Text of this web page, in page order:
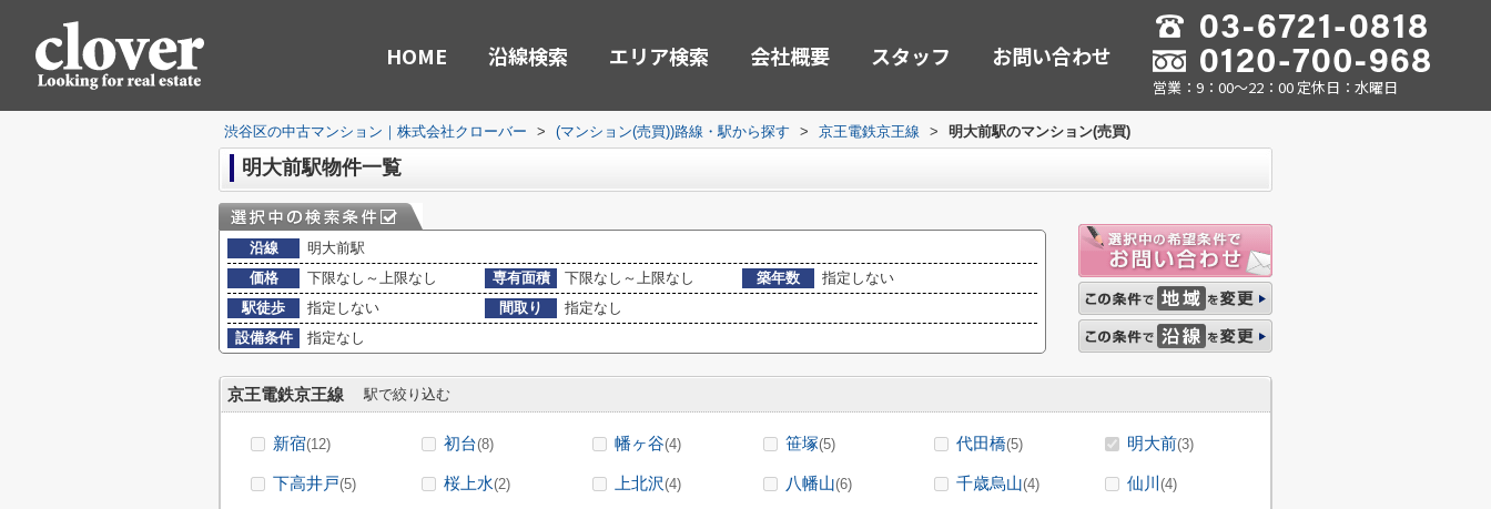
HOME 沿線検索 エリア検索 会社概要 スタッフ お問い合わせ
営業：9：00～22：00 定休日：水曜日
渋谷区の中古マンション｜株式会社クローバー > (マンション(売買))路線・駅から探す > 京王電鉄京王線 > 明大前駅のマンション(売買)
明大前駅物件一覧
沿線
明大前駅
価格
下限なし～上限なし 専有面積 下限なし～上限なし 築年数
指定しない
駅徒歩
指定しない 間取り
指定なし
設備条件
指定なし
京王電鉄京王線 駅で絞り込む
新宿(12) 初台(8) 幡ヶ谷(4) 笹塚(5) 代田橋(5) 明大前(3)
下高井戸(5) 桜上水(2) 上北沢(4) 八幡山(6) 千歳烏山(4) 仙川 (4)